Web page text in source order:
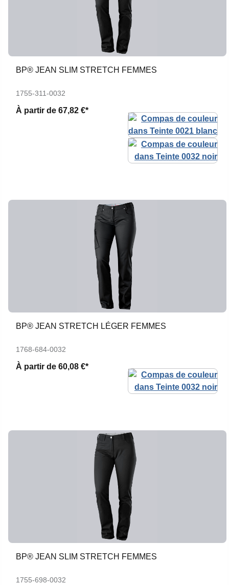
BP® JEAN SLIM STRETCH FEMMES
1755-311-0032
À partir de 67,82 €*
BP® JEAN STRETCH LÉGER FEMMES
1768-684-0032
À partir de 60,08 €*
BP® JEAN SLIM STRETCH FEMMES
1755-698-0032